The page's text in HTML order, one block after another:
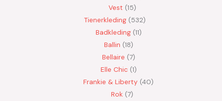
Vest 15
Tienerkleding 532
Badkleding 11
Ballin 18
Bellaire 7
Elle Chic 1
Frankie & Liberty 40
Rok 7